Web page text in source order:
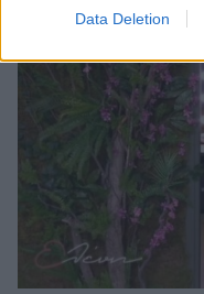
Data Deletion